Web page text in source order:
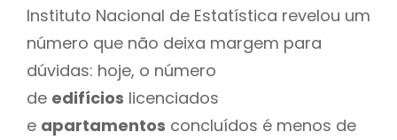
Instituto Nacional de Estatística revelou um
número que não deixa margem para
dúvidas: hoje, o número
de edifícios licenciados
e apartamentos concluídos é menos de